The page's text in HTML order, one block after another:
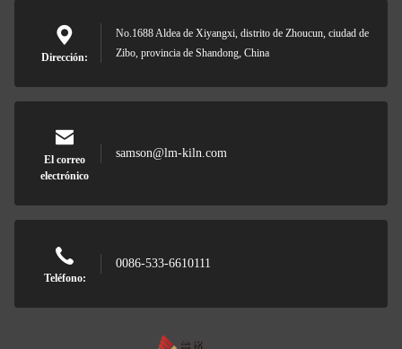
Dirección:
No.1688 Aldea de Xiyangxi, distrito de Zhoucun, ciudad de
Zibo, provincia de Shandong, China
El correo
electrónico
samson@lm-kiln.com
Teléfono:
0086-533-6610111